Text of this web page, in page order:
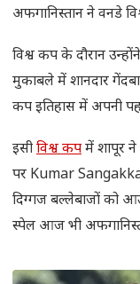
अफगानिस्तान ने वनडे
विश्व कप के दौरान
मुकाबले में शानदार
कप इतिहास में अपनी
इसीविश्व कपमें शापूर
पर Kumar
दिग्गज बल्लेबाजों को
स्पेल आज भी